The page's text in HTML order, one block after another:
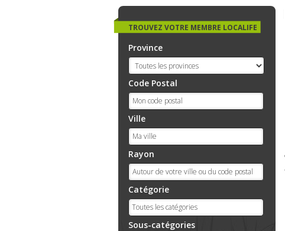
TROUVEZ VOTRE MEMBRE LOCALIFE
Province
Code Postal
Ville
Rayon
Catégorie
Sous-catégories